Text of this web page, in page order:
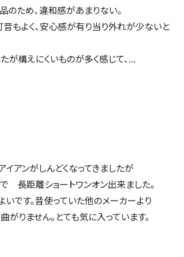
のため、違和感があまりない。
もよく、安心感が有り当り外れが少ないと
が構えにくいものが多く感じて、
分のレベルの問題もありますが...。
イアンがしんどくなってきましたが
長距離ショートワンオン出来ました。
いです。昔使っていた他のメーカーより
がりません。とても気に入っています。